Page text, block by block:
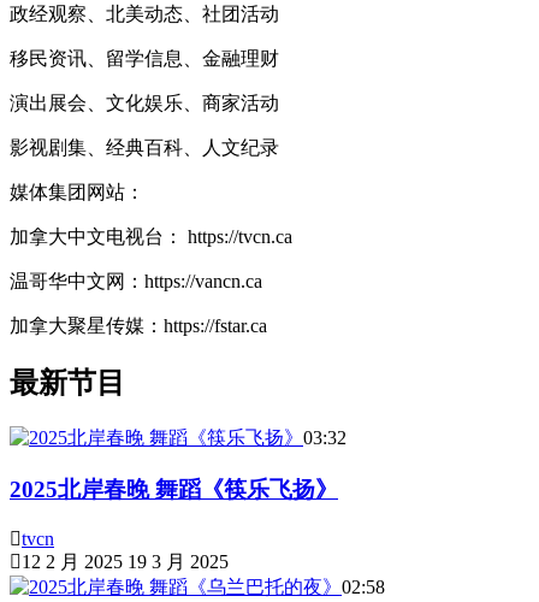
政经观察、北美动态、社团活动
移民资讯、留学信息、金融理财
演出展会、文化娱乐、商家活动
影视剧集、经典百科、人文纪录
媒体集团网站：
加拿大中文电视台： https://tvcn.ca
温哥华中文网：https://vancn.ca
加拿大聚星传媒：https://fstar.ca
最新节目
03:32
2025北岸春晚 舞蹈《筷乐飞扬》
tvcn
12 2 月 2025 19 3 月 2025
02:58